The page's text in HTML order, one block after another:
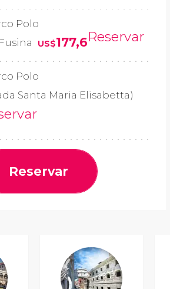
Polo
US$177,6Reservar
Polo
Santa Maria Elisabetta)
Reservar